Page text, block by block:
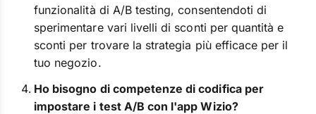
funzionalità di A/B testing, consentendoti di
sperimentare vari livelli di sconti per quantità e
sconti per trovare la strategia più efficace per il
tuo negozio.
Ho bisogno di competenze di codifica per
impostare i test A/B con l'app Wizio?